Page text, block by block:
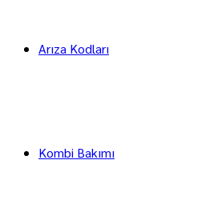
Arıza Kodları
Kombi Bakımı